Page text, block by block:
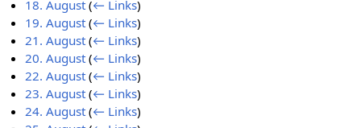
18. August (← Links)
19. August (← Links)
21. August (← Links)
20. August (← Links)
22. August (← Links)
23. August (← Links)
24. August (← Links)